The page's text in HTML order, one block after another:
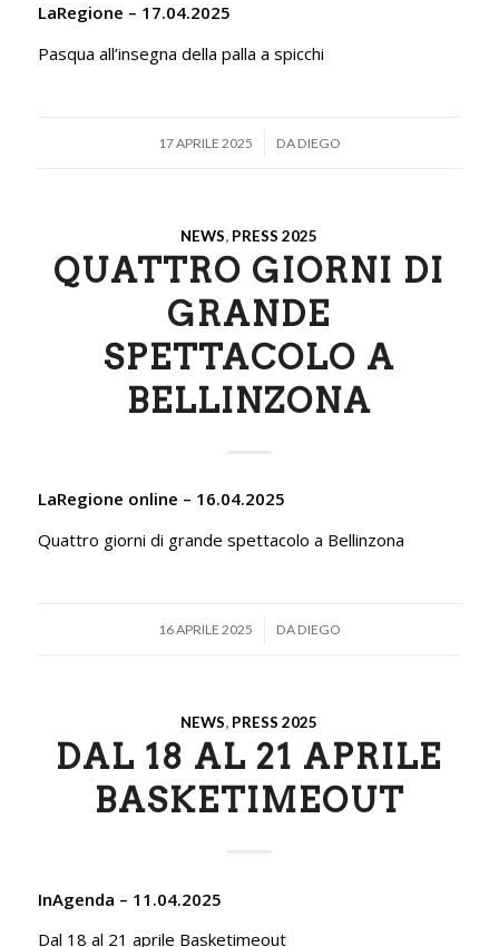
LaRegione – 17.04.2025
Pasqua all’insegna della palla a spicchi
17 APRILE 2025
/ DA DIEGO
NEWS, PRESS 2025
QUATTRO GIORNI DI
GRANDE
SPETTACOLO A
BELLINZONA
LaRegione online – 16.04.2025
Quattro giorni di grande spettacolo a Bellinzona
16 APRILE 2025
/ DA DIEGO
NEWS, PRESS 2025
DAL 18 AL 21 APRILE
BASKETIMEOUT
InAgenda – 11.04.2025
Dal 18 al 21 aprile Basketimeout